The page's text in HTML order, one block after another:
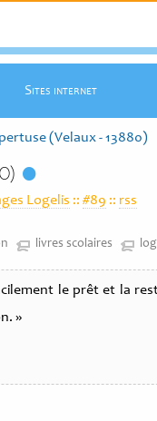
Sites internet
(Velaux - 13880)
Logelis :: #89 :: rss
livres scolaires
le prêt et la
»